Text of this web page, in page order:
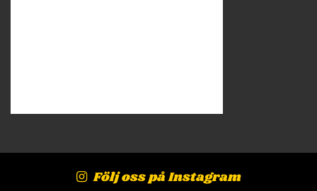
Följ oss på Instagram